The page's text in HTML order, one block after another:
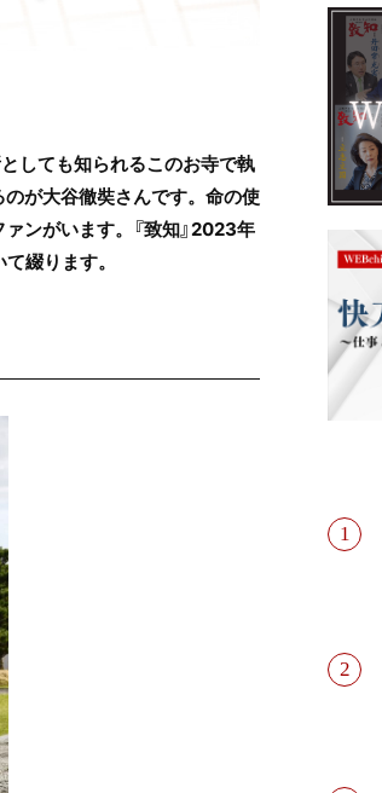
しても知られるこのお寺で執
が大谷徹奘さんです。命の使
ンがいます。『致知』2023年
綴ります。